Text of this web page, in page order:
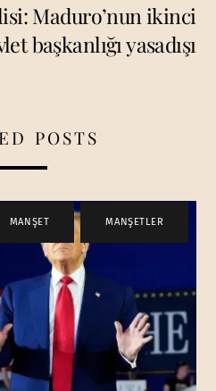
Maduro’nun ikinci
başkanlığı yasadışı
POSTS
MANŞET , MANŞETLER